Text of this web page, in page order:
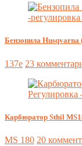
Бензопила Husqvarna
137e 23
Карбюратор Sthil
MS 180 20